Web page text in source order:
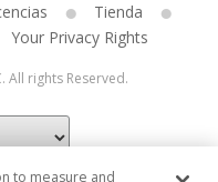
Tienda
Your Privacy Rights
All rights Reserved.
to measure and